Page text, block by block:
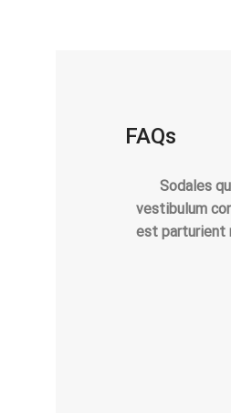
FAQs
Sodales
vestibulum
est parturient